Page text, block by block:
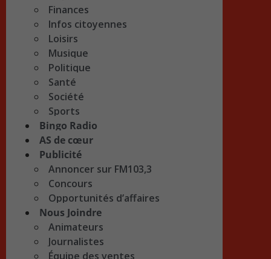
Finances
Infos citoyennes
Loisirs
Musique
Politique
Santé
Société
Sports
Bingo Radio
AS de cœur
Publicité
Annoncer sur FM103,3
Concours
Opportunités d’affaires
Nous Joindre
Animateurs
Journalistes
Équipe des ventes